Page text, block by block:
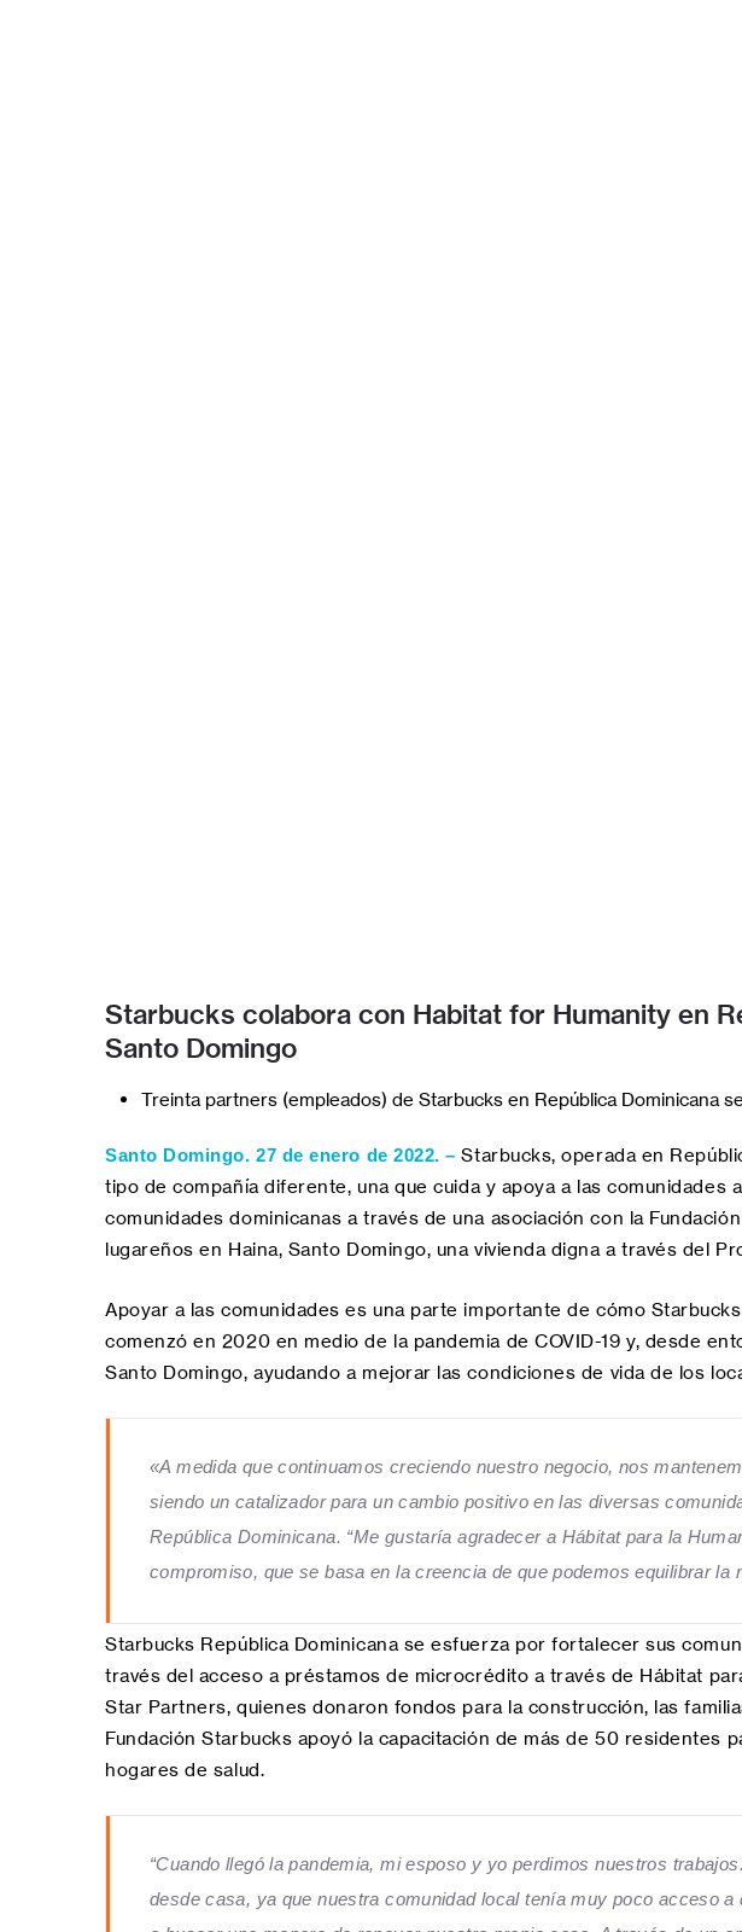
Starbucks colabora con Habitat for Humanity en
Santo Domingo
Treinta partners (empleados) de Starbucks en República Dominicana
Santo Domingo. 27 de enero de 2022. – Starbucks, operada en
tipo de compañía diferente, una que cuida y apoya a las
comunidades dominicanas a través de una asociación con la
lugareños en Haina, Santo Domingo, una vivienda digna a través del
Apoyar a las comunidades es una parte importante de cómo
comenzó en 2020 en medio de la pandemia de COVID-19 y, desde
Santo Domingo, ayudando a mejorar las condiciones de vida de los
«A medida que continuamos creciendo nuestro negocio, nos
siendo un catalizador para un cambio positivo en las diversas
República Dominicana. “Me gustaría agradecer a Hábitat para la
compromiso, que se basa en la creencia de que podemos equilibrar la
Starbucks República Dominicana se esfuerza por fortalecer sus
través del acceso a préstamos de microcrédito a través de Hábitat
Star Partners, quienes donaron fondos para la construcción, las
Fundación Starbucks apoyó la capacitación de más de 50
hogares de salud.
“Cuando llegó la pandemia, mi esposo y yo perdimos nuestros
desde casa, ya que nuestra comunidad local tenía muy poco acceso